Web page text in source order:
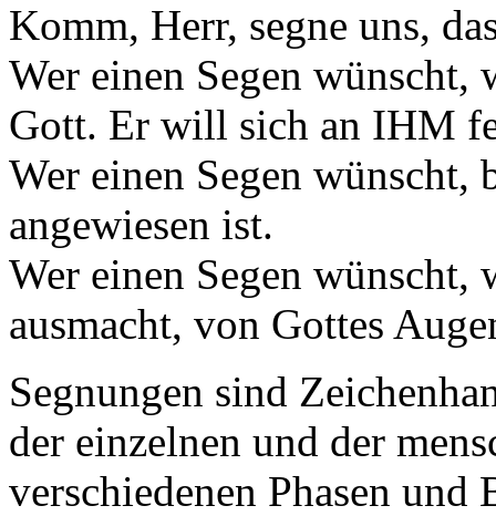
Komm, Herr, segne uns,
Wer einen Segen wünscht,
Gott. Er will sich an IHM
Wer einen Segen wünscht,
angewiesen ist.
Wer einen Segen wünscht,
ausmacht, von Gottes
Segnungen sind
der einzelnen und der
verschiedenen Phasen und